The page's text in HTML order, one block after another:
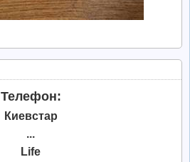
Телефон:
Киевстар
...
Life